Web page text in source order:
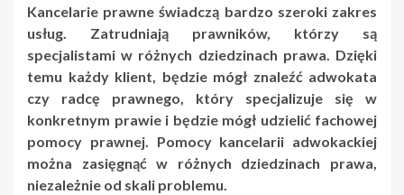
Kancelarie prawne świadczą bardzo szeroki zakres
usług. Zatrudniają prawników, którzy są
specjalistami w różnych dziedzinach prawa. Dzięki
temu każdy klient, będzie mógł znaleźć adwokata
czy radcę prawnego, który specjalizuje się w
konkretnym prawie i będzie mógł udzielić fachowej
pomocy prawnej. Pomocy kancelarii adwokackiej
można zasięgnąć w różnych dziedzinach prawa,
niezależnie od skali problemu.